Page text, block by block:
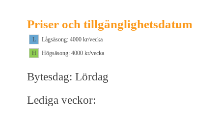
Priser och tillgänglighetsdatum
L
Lågsäsong: 4000 kr/vecka
H
Högsäsong: 4000 kr/vecka
Bytesdag: Lördag
Lediga veckor: